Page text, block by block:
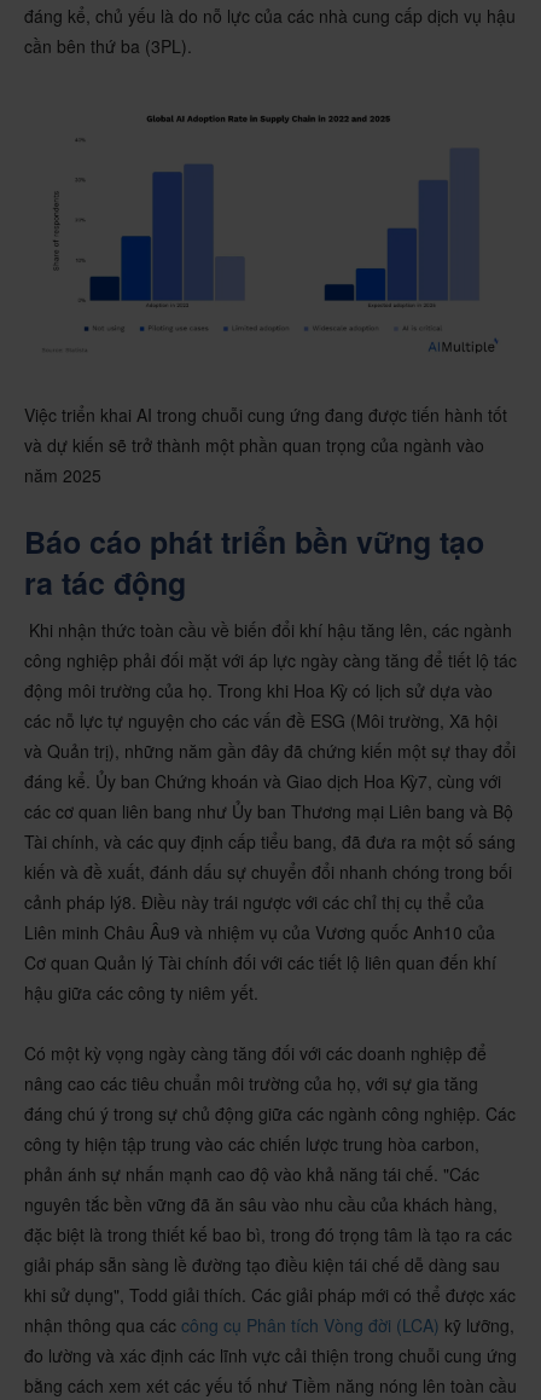
đáng kể, chủ yếu là do nỗ lực của các nhà cung cấp dịch vụ hậu
cần bên thứ ba (3PL).
Việc triển khai AI trong chuỗi cung ứng đang được tiến hành tốt
và dự kiến sẽ trở thành một phần quan trọng của ngành vào
năm 2025
Báo cáo phát triển bền vững tạo
ra tác động
Khi nhận thức toàn cầu về biến đổi khí hậu tăng lên, các ngành
công nghiệp phải đối mặt với áp lực ngày càng tăng để tiết lộ tác
động môi trường của họ. Trong khi Hoa Kỳ có lịch sử dựa vào
các nỗ lực tự nguyện cho các vấn đề ESG (Môi trường, Xã hội
và Quản trị), những năm gần đây đã chứng kiến một sự thay đổi
đáng kể. Ủy ban Chứng khoán và Giao dịch Hoa Kỳ7, cùng với
các cơ quan liên bang như Ủy ban Thương mại Liên bang và Bộ
Tài chính, và các quy định cấp tiểu bang, đã đưa ra một số sáng
kiến và đề xuất, đánh dấu sự chuyển đổi nhanh chóng trong bối
cảnh pháp lý8. Điều này trái ngược với các chỉ thị cụ thể của
Liên minh Châu Âu9 và nhiệm vụ của Vương quốc Anh10 của
Cơ quan Quản lý Tài chính đối với các tiết lộ liên quan đến khí
hậu giữa các công ty niêm yết.
Có một kỳ vọng ngày càng tăng đối với các doanh nghiệp để
nâng cao các tiêu chuẩn môi trường của họ, với sự gia tăng
đáng chú ý trong sự chủ động giữa các ngành công nghiệp. Các
công ty hiện tập trung vào các chiến lược trung hòa carbon,
phản ánh sự nhấn mạnh cao độ vào khả năng tái chế. "Các
nguyên tắc bền vững đã ăn sâu vào nhu cầu của khách hàng,
đặc biệt là trong thiết kế bao bì, trong đó trọng tâm là tạo ra các
giải pháp sẵn sàng lề đường tạo điều kiện tái chế dễ dàng sau
khi sử dụng", Todd giải thích. Các giải pháp mới có thể được xác
nhận thông qua các công cụ Phân tích Vòng đời (LCA) kỹ lưỡng,
đo lường và xác định các lĩnh vực cải thiện trong chuỗi cung ứng
bằng cách xem xét các yếu tố như Tiềm năng nóng lên toàn cầu